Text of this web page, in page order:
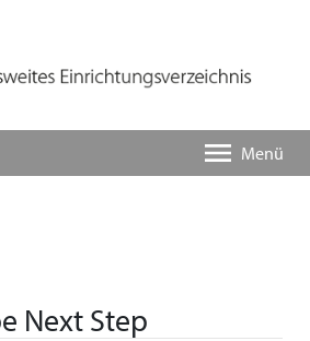
Menü
Next Step